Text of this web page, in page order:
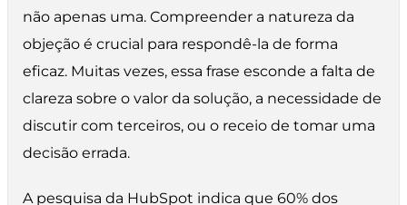
não apenas uma. Compreender a natureza da
objeção é crucial para respondê-la de forma
eficaz. Muitas vezes, essa frase esconde a falta de
clareza sobre o valor da solução, a necessidade de
discutir com terceiros, ou o receio de tomar uma
decisão errada.
A pesquisa da HubSpot indica que 60% dos